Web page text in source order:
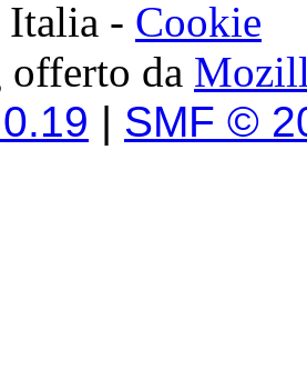
- Cookie
da
| SMF ©